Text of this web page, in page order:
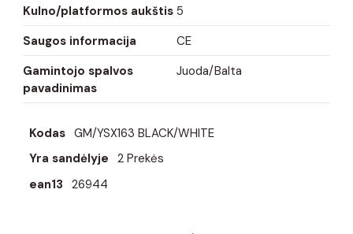
Kulno/platformos aukštis 5
Saugos informacija
CE
Gamintojo spalvos
pavadinimas
Juoda/Balta
Kodas GM/YSX163 BLACK/WHITE
Yra sandėlyje 2 Prekės
ean13 26944